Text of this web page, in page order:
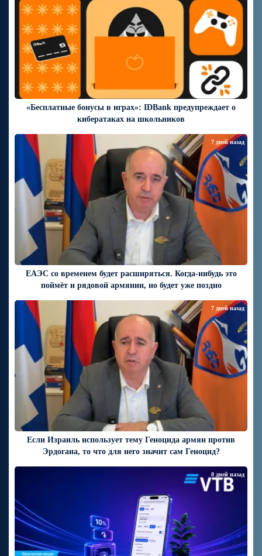
«Бесплатные бонусы в играх»: IDBank предупреждает о
кибератаках на школьников
ЕАЭС со временем будет расширяться. Когда-нибудь это
поймёт и рядовой армянин, но будет уже поздно
7 дней назад
Если Израиль использует тему Геноцида армян против
Эрдогана, то что для него значит сам Геноцид?
7 дней назад
8 дней назад